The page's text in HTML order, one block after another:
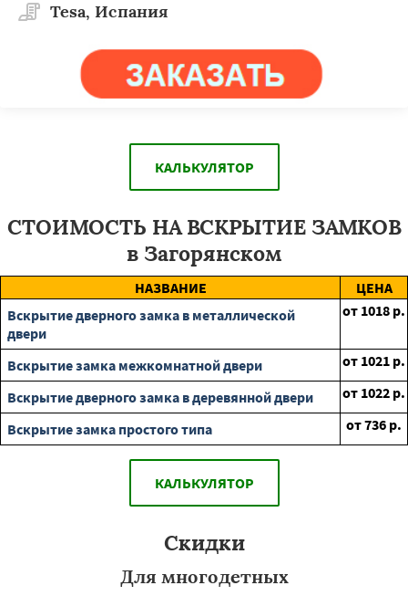
Tesa, Испания
КАЛЬКУЛЯТОР
СТОИМОСТЬ НА ВСКРЫТИЕ ЗАМКОВ
в Загорянском
НАЗВАНИЕ
ЦЕНА
Вскрытие дверного замка в металлической
двери
от 1018 р.
Вскрытие замка межкомнатной двери от 1021 р.
Вскрытие дверного замка в деревянной двери
от 1022 р.
Вскрытие замка простого типа
от736 р.
КАЛЬКУЛЯТОР
Скидки
Для многодетных